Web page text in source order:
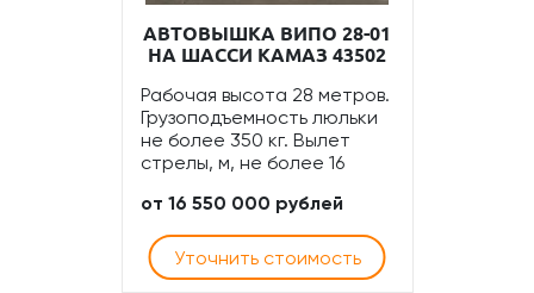
АВТОВЫШКА ВИПО 28-01
НА ШАССИ КАМАЗ 43502
Рабочая высота 28 метров.
Грузоподъемность люльки
не более 350 кг. Вылет
стрелы, м, не более 16
от 16 550 000 рублей
Уточнить стоимость